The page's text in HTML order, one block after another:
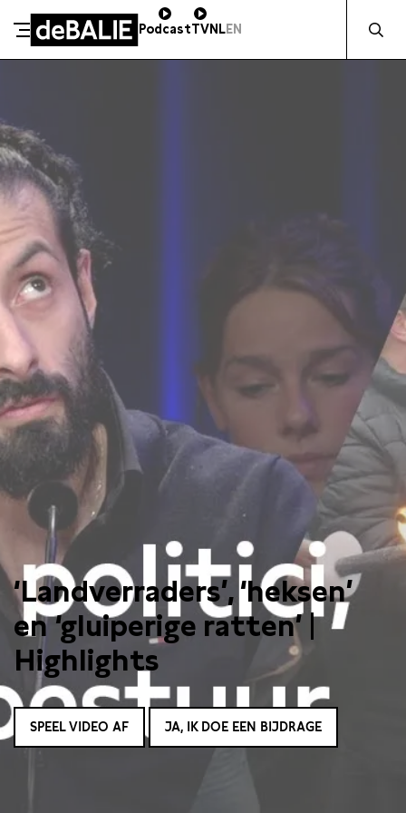
De Balie
PodcastTVNLEN
SCHENK DIRECT
Kleine-Gartmanplantsoen 10
Kassa
14:00–17:00
Café
020 5535100
10:00–00:00
‘Landverraders’, ‘heksen’
en ‘gluiperige ratten’ |
Highlights
SPEEL VIDEO AF JA, IK DOE EEN BIJDRAGE